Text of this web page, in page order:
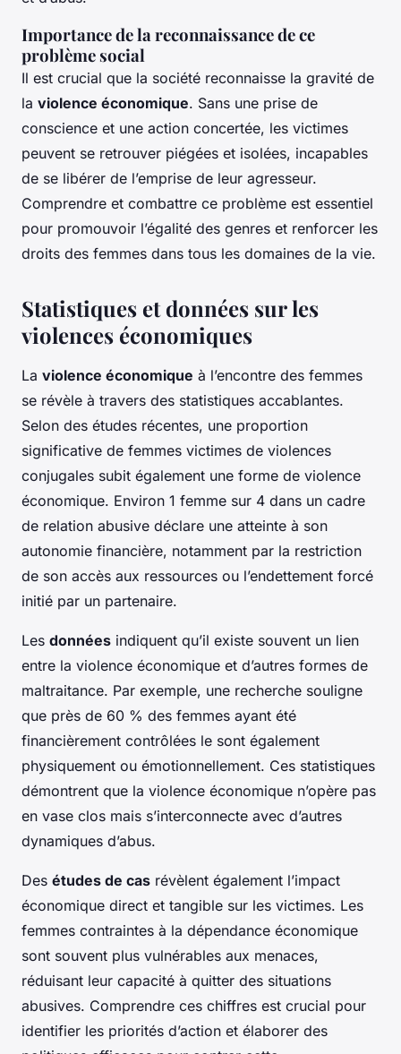
Importance de la reconnaissance de ce
problème social
Il est crucial que la société reconnaisse la gravité de
la violence économique. Sans une prise de
conscience et une action concertée, les victimes
peuvent se retrouver piégées et isolées, incapables
de se libérer de l’emprise de leur agresseur.
Comprendre et combattre ce problème est essentiel
pour promouvoir l’égalité des genres et renforcer les
droits des femmes dans tous les domaines de la vie.
Statistiques et données sur les
violences économiques
La violence économique à l’encontre des femmes
se révèle à travers des statistiques accablantes.
Selon des études récentes, une proportion
significative de femmes victimes de violences
conjugales subit également une forme de violence
économique. Environ 1 femme sur 4 dans un cadre
de relation abusive déclare une atteinte à son
autonomie financière, notamment par la restriction
de son accès aux ressources ou l’endettement forcé
initié par un partenaire.
Les données indiquent qu’il existe souvent un lien
entre la violence économique et d’autres formes de
maltraitance. Par exemple, une recherche souligne
que près de 60 % des femmes ayant été
financièrement contrôlées le sont également
physiquement ou émotionnellement. Ces statistiques
démontrent que la violence économique n’opère pas
en vase clos mais s’interconnecte avec d’autres
dynamiques d’abus.
Des études de cas révèlent également l’impact
économique direct et tangible sur les victimes. Les
femmes contraintes à la dépendance économique
sont souvent plus vulnérables aux menaces,
réduisant leur capacité à quitter des situations
abusives. Comprendre ces chiffres est crucial pour
identifier les priorités d’action et élaborer des